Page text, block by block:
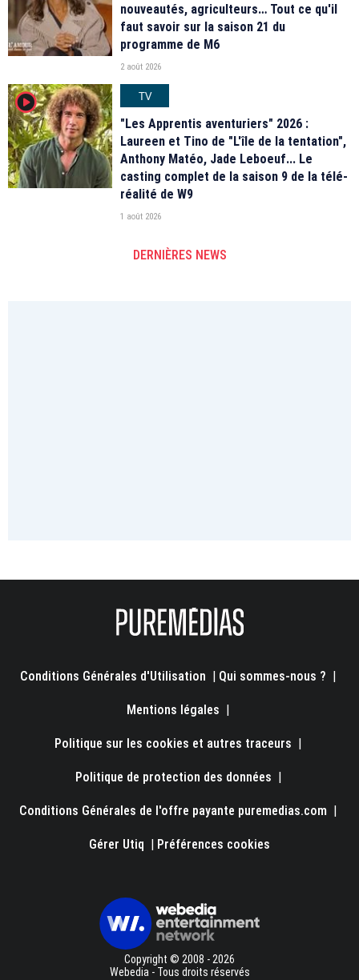
nouveautés, agriculteurs… Tout ce qu'il
faut savoir sur la saison 21 du
programme de M6
2 août 2026
player2
TV
"Les Apprentis aventuriers" 2026 :
Laureen et Tino de "L'île de la tentation",
Anthony Matéo, Jade Leboeuf... Le
casting complet de la saison 9 de la télé-
réalité de W9
1 août 2026
DERNIÈRES NEWS
Conditions Générales d'Utilisation | Qui sommes-nous ? |
Mentions légales |
Politique sur les cookies et autres traceurs |
Politique de protection des données |
Conditions Générales de l'offre payante puremedias.com |
Gérer Utiq | Préférences cookies
Copyright © 2008 - 2026
Webedia - Tous droits réservés